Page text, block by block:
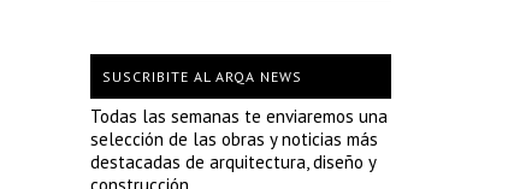
SUSCRIBITE AL ARQA NEWS
Todas las semanas te enviaremos una
selección de las obras y noticias más
destacadas de arquitectura, diseño y